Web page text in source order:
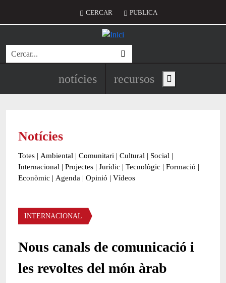
Menú del compte d'usuari
CERCAR PUBLICA
Cerca
Navegació principal de
notícies recursos Show main menu
Notícies
Totes | Ambiental | Comunitari | Cultural | Social |
Internacional | Projectes | Jurídic | Tecnològic | Formació |
Econòmic | Agenda | Opinió | Vídeos
Àmbit de la notícia
INTERNACIONAL
Nous canals de comunicació i
les revoltes del món àrab